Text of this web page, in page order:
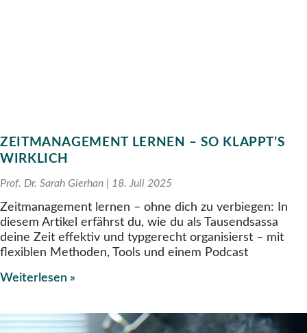
ZEITMANAGEMENT LERNEN – SO KLAPPT’S
WIRKLICH
Prof. Dr. Sarah Gierhan 18. Juli 2025
Zeitmanagement lernen – ohne dich zu verbiegen: In
diesem Artikel erfährst du, wie du als Tausendsassa
deine Zeit effektiv und typgerecht organisierst – mit
flexiblen Methoden, Tools und einem Podcast
Weiterlesen »